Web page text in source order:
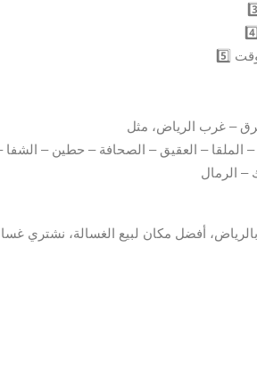
الملقا – العقيق – الصحافة – حطين –
أفضل مكان لبيع الغسالة، نشتري